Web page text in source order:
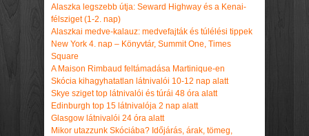
Alaszka legszebb útja: Seward Highway és a Kenai-
félsziget (1-2. nap)
Alaszkai medve-kalauz: medvefajták és túlélési tippek
New York 4. nap – Könyvtár, Summit One, Times
Square
A Maison Rimbaud feltámadása Martinique-en
Skócia kihagyhatatlan látnivalói 10-12 nap alatt
Skye sziget top látnivalói és túrái 48 óra alatt
Edinburgh top 15 látnivalója 2 nap alatt
Glasgow látnivalói 24 óra alatt
Mikor utazzunk Skóciába? Időjárás, árak, tömeg,